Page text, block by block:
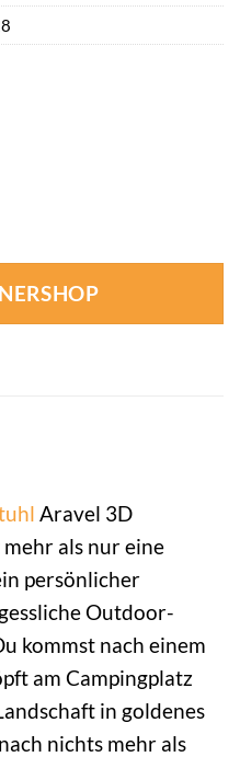
Aravel 3D
als nur eine
persönlicher
Outdoor-
kommst nach einem
am Campingplatz
in goldenes
nichts mehr als